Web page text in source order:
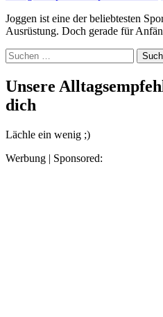
Joggen ist eine der beliebtesten Sportarten weltweit – und das aus gutem Grund. Es hält fit, ist flexibel und benötigt keine teure
Ausrüstung. Doch gerade für
Suchen
nach:
Unsere
dich
Lächle ein wenig ;)
Werbung | Sponsored: